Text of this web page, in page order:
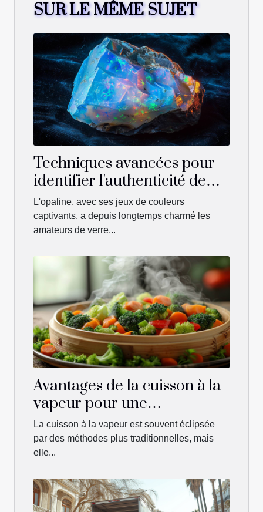
SUR LE MÊME SUJET
Techniques avancées pour
identifier l'authenticité de
l'opaline
L'opaline, avec ses jeux de couleurs
captivants, a depuis longtemps charmé les
amateurs de verre...
Avantages de la cuisson à la
vapeur pour une
alimentation saine
La cuisson à la vapeur est souvent éclipsée
par des méthodes plus traditionnelles, mais
elle...